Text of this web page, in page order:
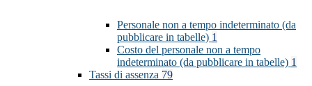
Personale non a tempo indeterminato (da
pubblicare in tabelle) 1
Costo del personale non a tempo
indeterminato (da pubblicare in tabelle) 1
Tassi di assenza 79